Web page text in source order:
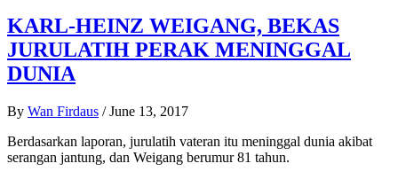
KARL-HEINZ WEIGANG, BEKAS
JURULATIH PERAK MENINGGAL
DUNIA
By Wan Firdaus / June 13, 2017
Berdasarkan laporan, jurulatih vateran itu meninggal dunia akibat
serangan jantung, dan Weigang berumur 81 tahun.